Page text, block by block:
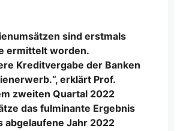
sind erstmals
ermittelt worden.
Kreditvergabe der Banken
erklärt Prof.
zweiten Quartal 2022
das fulminante Ergebnis
abgelaufene Jahr 2022